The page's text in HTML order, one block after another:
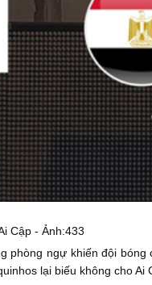
Cập - Ảnh:433
phòng ngự khiến đội bóng
lại biếu không cho Ai